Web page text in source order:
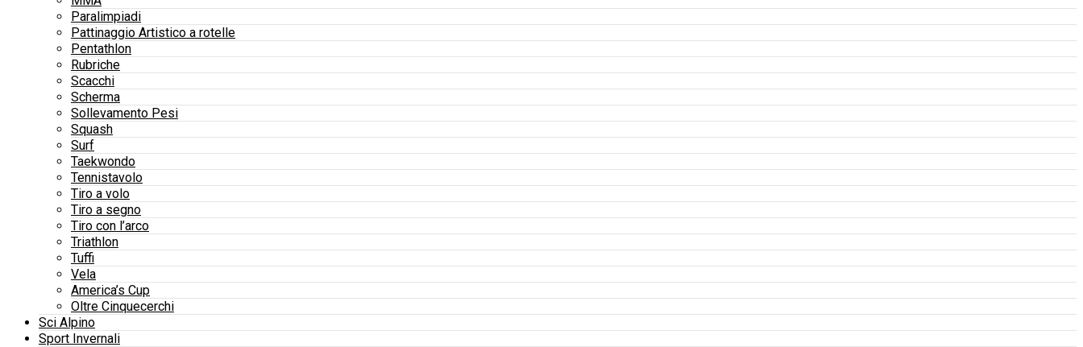
Paralimpiadi
Pattinaggio Artistico a rotelle
Pentathlon
Rubriche
Scacchi
Scherma
Sollevamento Pesi
Squash
Surf
Taekwondo
Tennistavolo
Tiro a volo
Tiro a segno
Tiro con l’arco
Triathlon
Tuffi
Vela
America’s Cup
Oltre Cinquecerchi
Sci Alpino
Sport Invernali